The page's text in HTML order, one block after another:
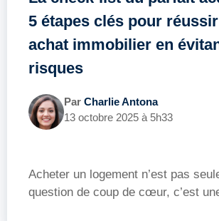
5 étapes clés pour
achat immobilier en
risques
Par Charlie Antona
13 octobre 2025 à 5h33
Acheter un logement n’est pas
question de coup de cœur, c’est